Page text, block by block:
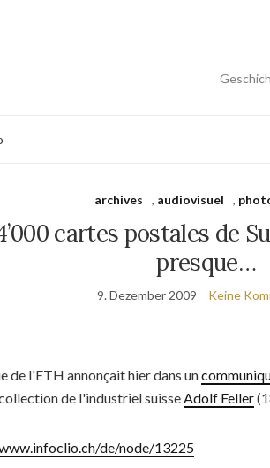
archives , audiovisuel ,
cartes postales de
presque…
9. Dezember 2009 Keine
de l'ETH annonçait hier dans un
de l'industriel suisseAdolf Feller
de/node/13225